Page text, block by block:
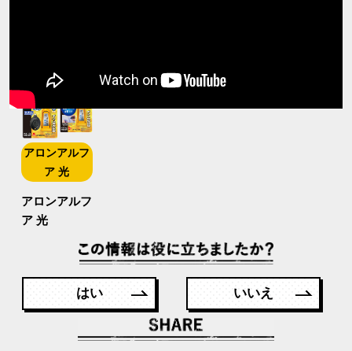
アロンアルフ
ア 光
アロンアルフ
ア 光
はい いいえ